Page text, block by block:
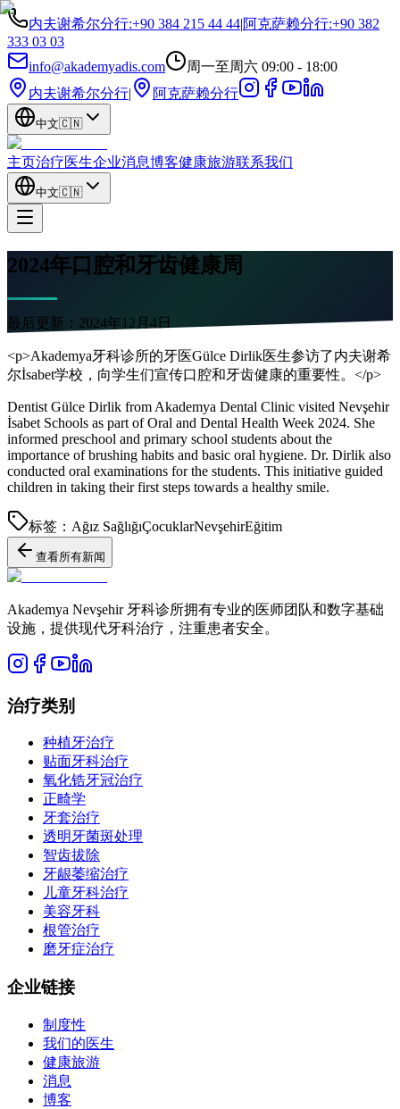
内夫谢希尔分行:+90 384 215 44 44|阿克萨赖分行:+90 382
333 03 03
info@akademyadis.com
周一至周六 09:00 - 18:00
内夫谢希尔分行| 阿克萨赖分行
中文🇨🇳
主页治疗医生企业消息博客健康旅游联系我们
中文🇨🇳
2024年口腔和牙齿健康周
最后更新： 2024年12月4日
<p>Akademya牙科诊所的牙医Gülce Dirlik医生参访了内夫谢希
尔İsabet学校，向学生们宣传口腔和牙齿健康的重要性。</p>
Dentist Gülce Dirlik from Akademya Dental Clinic visited Nevşehir
İsabet Schools as part of Oral and Dental Health Week 2024. She
informed preschool and primary school students about the
importance of brushing habits and basic oral hygiene. Dr. Dirlik also
conducted oral examinations for the students. This initiative guided
children in taking their first steps towards a healthy smile.
标签： Ağız SağlığıÇocuklarNevşehirEğitim
查看所有新闻
Akademya Nevşehir 牙科诊所拥有专业的医师团队和数字基础
设施，提供现代牙科治疗，注重患者安全。
治疗类别
种植牙治疗
贴面牙科治疗
氧化锆牙冠治疗
正畸学
牙套治疗
透明牙菌斑处理
智齿拔除
牙龈萎缩治疗
儿童牙科治疗
美容牙科
根管治疗
磨牙症治疗
企业链接
制度性
我们的医生
健康旅游
消息
博客